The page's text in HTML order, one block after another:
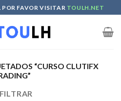
POR FAVOR VISITAR TOULH.NET
“CURSO CLUTIFX
FILTRAR